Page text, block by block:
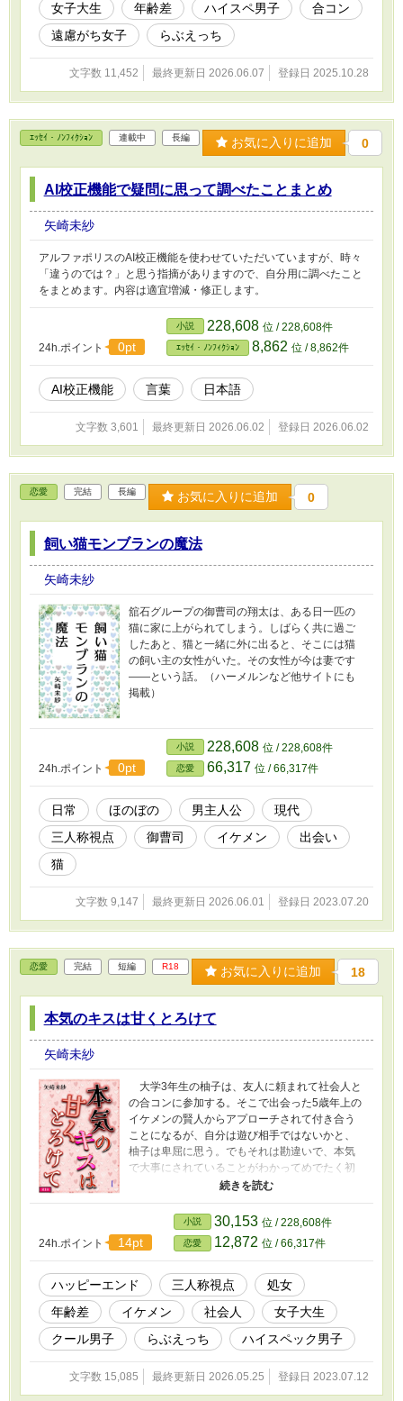
女子大生
年齢差 ハイスペ男子
合コン
遠慮がち女子
らぶえっち
文字数 11,452 最終更新日 2026.06.07 登録日 2025.10.28
ｴｯｾｲ・ﾉﾝﾌｨｸｼｮﾝ 連載中 長編 お気に入りに追加 0
AI校正機能で疑問に思って調べたことまとめ
矢崎未紗
アルファポリスのAI校正機能を使わせていただいていますが、時々
「違うのでは？」と思う指摘がありますので、自分用に調べたこと
をまとめます。内容は適宜増減・修正します。
24h.ポイント 0pt
小説 228,608 位 / 228,608件
ｴｯｾｲ・ﾉﾝﾌｨｸｼｮﾝ 8,862 位 / 8,862件
AI校正機能 言葉 日本語
文字数 3,601 最終更新日 2026.06.02 登録日 2026.06.02
恋愛 完結 長編 お気に入りに追加 0
飼い猫モンブランの魔法
矢崎未紗
舘石グループの御曹司の翔太は、ある日一匹の
猫に家に上がられてしまう。しばらく共に過ご
したあと、猫と一緒に外に出ると、そこには猫
の飼い主の女性がいた。その女性が今は妻です
――という話。（ハーメルンなど他サイトにも
掲載）
24h.ポイント 0pt
小説 228,608 位 / 228,608件
恋愛 66,317 位 / 66,317件
日常 ほのぼの 男主人公
現代
三人称視点
御曹司 イケメン
出会い
猫
文字数 9,147 最終更新日 2026.06.01 登録日 2023.07.20
恋愛 完結 短編 R18 お気に入りに追加 18
本気のキスは甘くとろけて
矢崎未紗
大学3年生の柚子は、友人に頼まれて社会人と
の合コンに参加する。そこで出会った5歳年上の
イケメンの賢人からアプローチされて付き合う
ことになるが、自分は遊び相手ではないかと、
柚子は卑屈に思う。でもそれは勘違いで、本気
で大事にされていることがわかってめでたく初
えっちができました……という話。（ハーメル
ンなど他サイトにも掲載） 続編に『本気のキ
スで甘くとかして』
（https://www.alphapolis.co.jp/novel/346348421
/323006411）というR18短編もありますので、
ぜひセットでお楽しみください。
24h.ポイント 14pt
小説 30,153 位 / 228,608件
恋愛 12,872 位 / 66,317件
ハッピーエンド 三人称視点
処女
年齢差
イケメン 社会人
女子大生
クール男子
らぶえっち ハイスペック男子
文字数 15,085 最終更新日 2026.05.25 登録日 2023.07.12